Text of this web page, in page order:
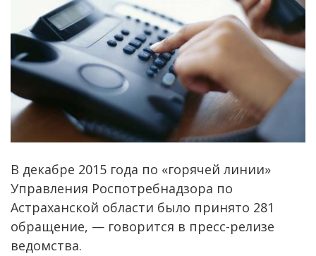
В декабре 2015 года по «горячей линии»
Управления Роспотребнадзора по
Астраханской области было принято 281
обращение, — говорится в пресс-релизе
ведомства.